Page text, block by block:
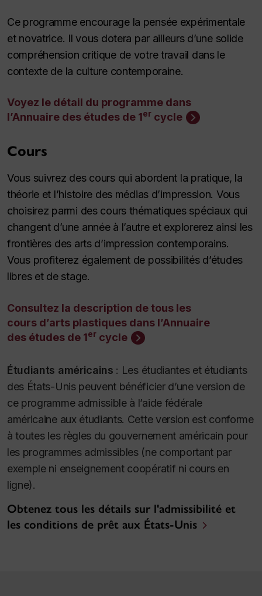
Ce programme encourage la pensée expérimentale
et novatrice. Il vous dotera par ailleurs d’une solide
compréhension critique de votre travail dans le
contexte de la culture contemporaine.
Voyez le détail du programme dans
l’Annuaire des études de 1er cycle
Cours
Vous suivrez des cours qui abordent la pratique, la
théorie et l’histoire des médias d’impression. Vous
choisirez parmi des cours thématiques spéciaux qui
changent d’une année à l’autre et explorerez ainsi les
frontières des arts d’impression contemporains.
Vous profiterez également de possibilités d’études
libres et de stage.
Consultez la description de tous les
cours d’arts plastiques dans l’Annuaire
des études de 1er cycle
Étudiants américains : Les étudiantes et étudiants
des États-Unis peuvent bénéficier d’une version de
ce programme admissible à l’aide fédérale
américaine aux étudiants. Cette version est conforme
à toutes les règles du gouvernement américain pour
les programmes admissibles (ne comportant par
exemple ni enseignement coopératif ni cours en
ligne).
Obtenez tous les détails sur l'admissibilité et
les conditions de prêt aux États-Unis